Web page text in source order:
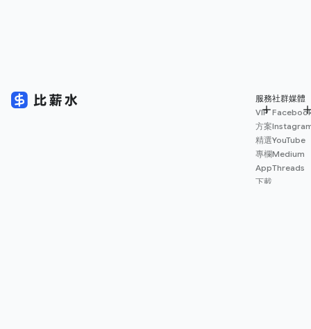
服務
VIP
方案
精選
專欄
App
下載
社群媒體
YouTube
Medium
Threads